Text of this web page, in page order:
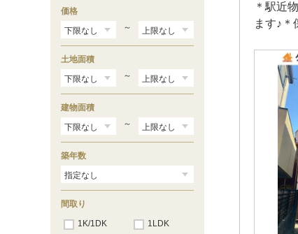
＊駅近
ます♪＊
価格
～
土地面積
～
建物面積
～
築年数
間取り
1K/1DK
1LDK